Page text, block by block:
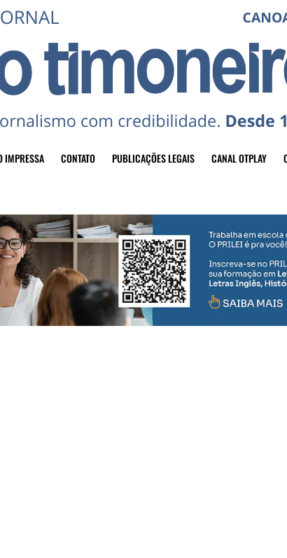
IMPRESSA CONTATO PUBLICAÇÕES LEGAIS CANAL OTPLAY